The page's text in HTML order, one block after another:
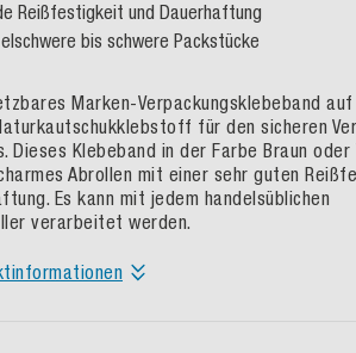
Reißfestigkeit und Dauerhaftung
bis schwere Packstücke
Marken-Verpackungsklebeband
für den sicheren
Dieses Klebeband in der Farbe Braun
Abrollen mit einer sehr guten
Es kann mit jedem handelsüblichen
verarbeitet werden.